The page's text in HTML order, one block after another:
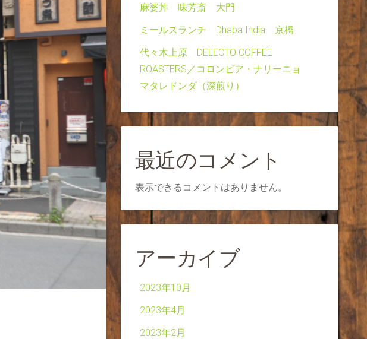
麻婆丼 味芳斎 大門
ミールスランチ Dhaba India 京橋
代々木上原 DELECTO COFFEE
ROASTERS／コロンビア・ナリーニョ
マタレドンダ（深煎り）
最近のコメント
表示できるコメントはありません。
アーカイブ
2023年10月
2023年4月
2023年2月